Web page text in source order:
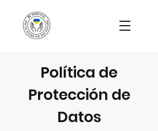
Política de
Protección de
Datos